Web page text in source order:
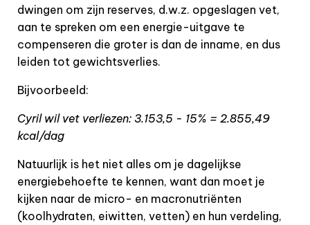
dwingen om zijn reserves, d.w.z. opgeslagen vet,
aan te spreken om een energie-uitgave te
compenseren die groter is dan de inname, en dus
leiden tot gewichtsverlies.
Bijvoorbeeld:
Cyril wil vet verliezen: 3.153,5 - 15% = 2.855,49
kcal/dag
Natuurlijk is het niet alles om je dagelijkse
energiebehoefte te kennen, want dan moet je
kijken naar de micro- en macronutriënten
(koolhydraten, eiwitten, vetten) en hun verdeling,